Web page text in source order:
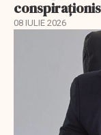
08 IULIE 2026